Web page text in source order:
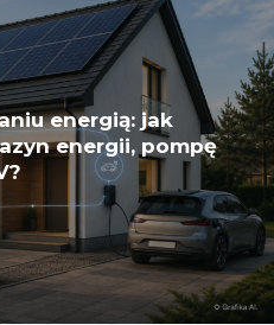
energią: jak
energii, pompę